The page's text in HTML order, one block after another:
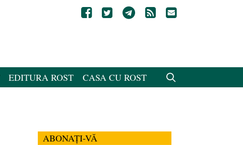
EDITURA ROST CASA CU ROST
ABONAȚI-VĂ